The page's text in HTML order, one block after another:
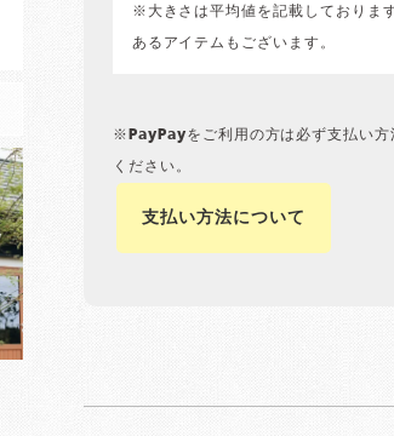
※大きさは平均値を記載しておりま
あるアイテムもございます。
※PayPayをご利用の方は必ず支払い
ください。
支払い方法について